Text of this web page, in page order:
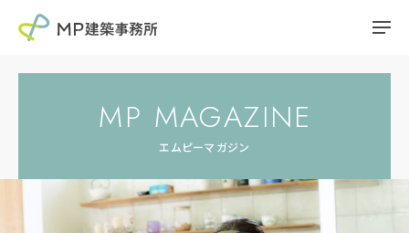
MP MAGAZINE
エムピーマガジン